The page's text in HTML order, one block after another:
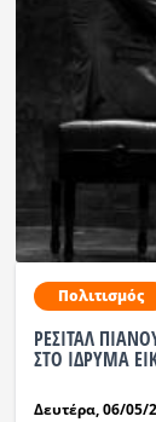
Πολιτισμός
ΡΕΣΙΤΑΛ
ΣΤΟ ΙΔΡΥΜΑ
Δευτέρα, 06/05/